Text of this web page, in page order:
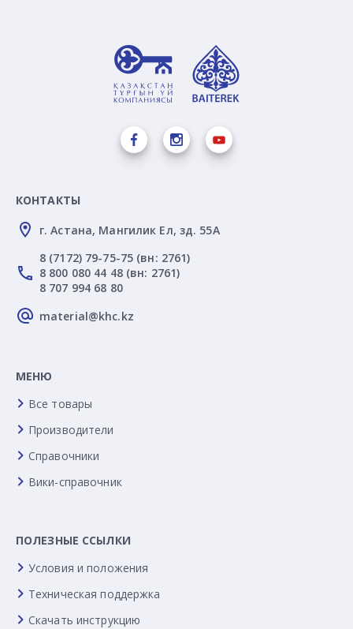
КОНТАКТЫ
г. Астана, Мангилик Ел, зд. 55А
8 (7172) 79-75-75 (вн: 2761)
8 800 080 44 48 (вн: 2761)
8 707 994 68 80
material@khc.kz
МЕНЮ
Все товары
Производители
Справочники
Вики-справочник
ПОЛЕЗНЫЕ ССЫЛКИ
Условия и положения
Техническая поддержка
Скачать инструкцию